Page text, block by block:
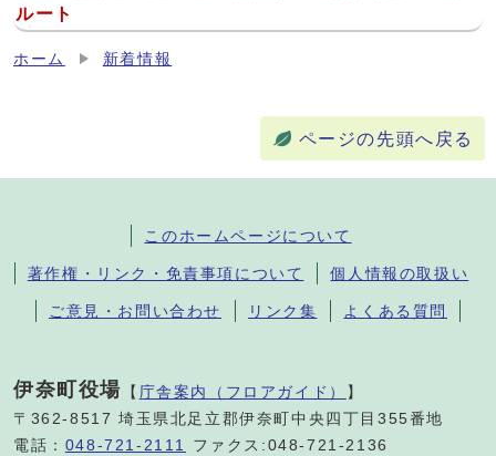
ルート
ホーム 新着情報
ページの先頭へ戻る
このホームページについて
著作権・リンク・免責事項について 個人情報の取扱い
ご意見・お問い合わせ リンク集 よくある質問
伊奈町役場 【 庁舎案内（フロアガイド） 】
〒362-8517 埼玉県北足立郡伊奈町中央四丁目355番地
電話： 048-721-2111 ファクス:048-721-2136